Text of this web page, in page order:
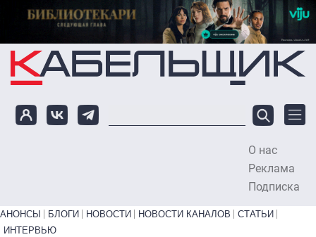
Перейти к основному содержанию
О нас
Реклама
Подписка
Primary links bottom
АНОНСЫ БЛОГИ НОВОСТИ НОВОСТИ КАНАЛОВ
СТАТЬИ
ИНТЕРВЬЮ